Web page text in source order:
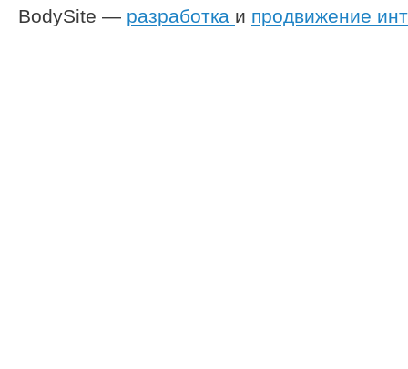
BodySite — разработка и продвижение